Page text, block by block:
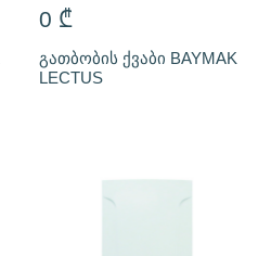
0 ₾
გათბობის ქვაბი BAYMAK
LECTUS